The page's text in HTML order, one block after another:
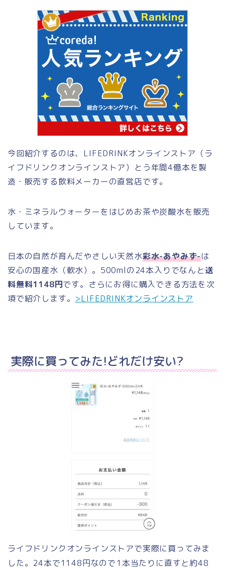
今回紹介するのは、LIFEDRINKオンラインストア（ラ
イフドリンクオンラインストア）とう年間4億本を製
造・販売する飲料メーカーの直営店です。
水・ミネラルウォーターをはじめお茶や炭酸水を販売
しています。
日本の自然が育んだやさしい天然水彩水-あやみず-は
安心の国産水（軟水）。500mlの24本入りでなんと送
料無料1148円です。さらにお得に購入できる方法を次
項で紹介します。 >LIFEDRINKオンラインストア
実際に買ってみた!どれだけ安い?
ライフドリンクオンラインストアで実際に買ってみま
した。24本で1148円なので1本当たりに直すと約48